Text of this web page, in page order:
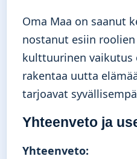
Oma Maa on saanut
nostanut esiin
kulttuurinen vaikutus
rakentaa uutta
tarjoavat
Yhteenveto ja
Yhteenveto: